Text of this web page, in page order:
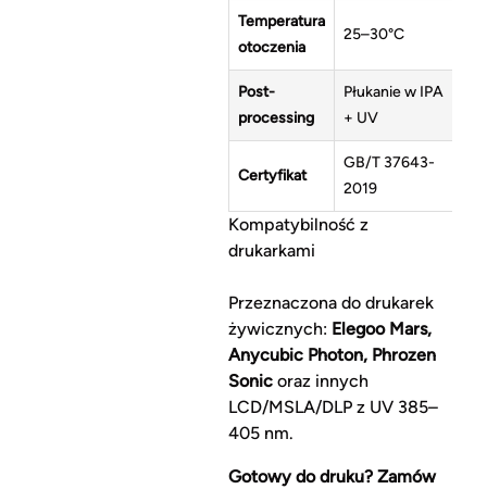
Temperatura
otoczenia
25–30°C
Post-
processing
Płukanie w IPA
+ UV
Certyfikat
GB/T 37643-
2019
Kompatybilność z
drukarkami
Przeznaczona do drukarek
żywicznych: Elegoo Mars,
Anycubic Photon, Phrozen
Sonicoraz innych
LCD/MSLA/DLP z UV 385–
405 nm.
Gotowy do druku? Zamów